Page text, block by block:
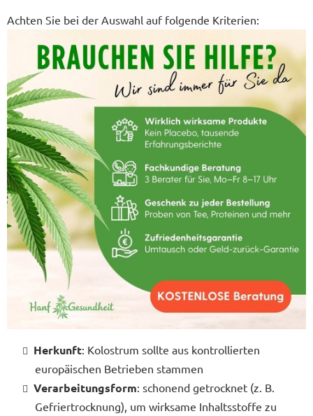
Achten Sie bei der Auswahl auf folgende Kriterien:
Herkunft: Kolostrum sollte aus kontrollierten
europäischen Betrieben stammen
Verarbeitungsform: schonend getrocknet (z. B.
Gefriertrocknung), um wirksame Inhaltsstoffe zu